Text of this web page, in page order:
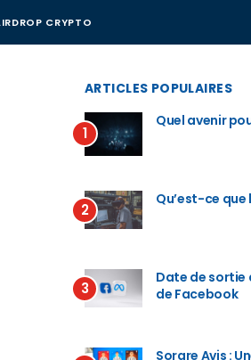
CRYPTO
ARTICLES POPULAIRES
1
Quel avenir
2
Qu’est-ce que
3
Date de sortie
de Facebook
Sorare Avis :